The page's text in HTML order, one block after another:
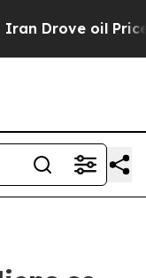
oil Prices